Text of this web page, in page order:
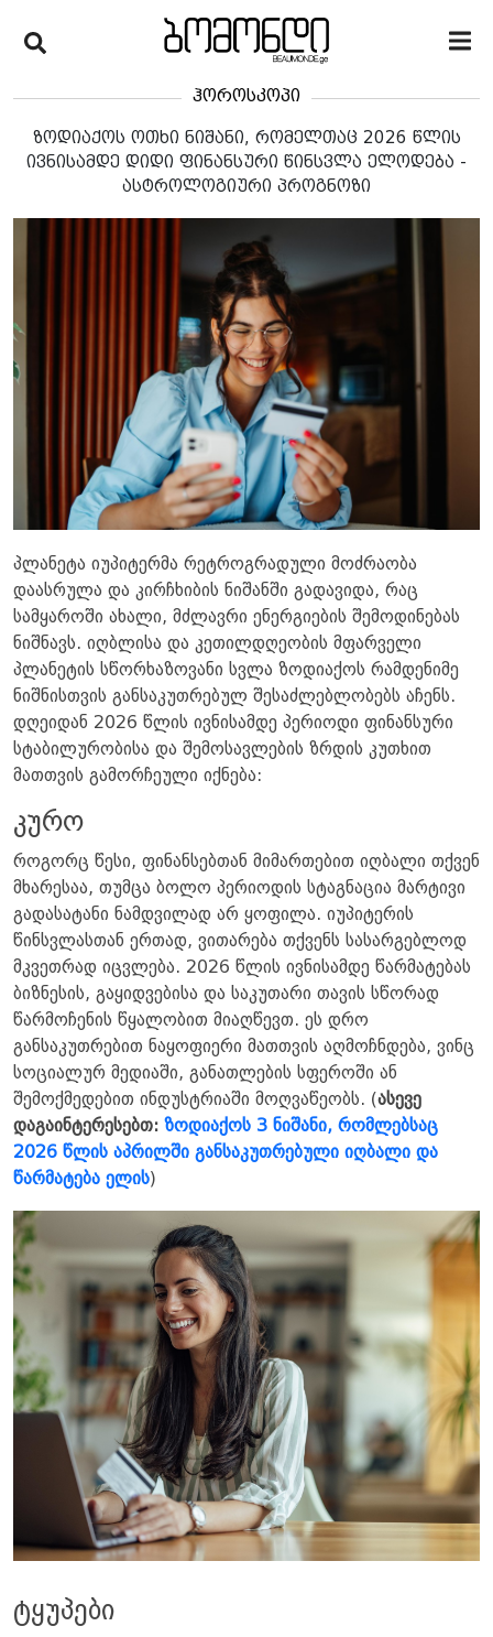
ჰოროსკოპი
ზოდიაქოს ოთხი ნიშანი, რომელთაც 2026 წლის
ივნისამდე დიდი ფინანსური წინსვლა ელოდება -
ასტროლოგიური პროგნოზი
პლანეტა იუპიტერმა რეტროგრადული მოძრაობა
დაასრულა და კირჩხიბის ნიშანში გადავიდა, რაც
სამყაროში ახალი, მძლავრი ენერგიების შემოდინებას
ნიშნავს. იღბლისა და კეთილდღეობის მფარველი
პლანეტის სწორხაზოვანი სვლა ზოდიაქოს რამდენიმე
ნიშნისთვის განსაკუთრებულ შესაძლებლობებს აჩენს.
დღეიდან 2026 წლის ივნისამდე პერიოდი ფინანსური
სტაბილურობისა და შემოსავლების ზრდის კუთხით
მათთვის გამორჩეული იქნება:
​კურო
​როგორც წესი, ფინანსებთან მიმართებით იღბალი თქვენ
მხარესაა, თუმცა ბოლო პერიოდის სტაგნაცია მარტივი
გადასატანი ნამდვილად არ ყოფილა. იუპიტერის
წინსვლასთან ერთად, ვითარება თქვენს სასარგებლოდ
მკვეთრად იცვლება. 2026 წლის ივნისამდე წარმატებას
ბიზნესის, გაყიდვებისა და საკუთარი თავის სწორად
წარმოჩენის წყალობით მიაღწევთ. ეს დრო
განსაკუთრებით ნაყოფიერი მათთვის აღმოჩნდება, ვინც
სოციალურ მედიაში, განათლების სფეროში ან
შემოქმედებით ინდუსტრიაში მოღვაწეობს. ​(ასევე
დაგაინტერესებთ: ზოდიაქოს 3 ნიშანი, რომლებსაც
2026 წლის აპრილში განსაკუთრებული იღბალი და
წარმატება ელის)
ტყუპები